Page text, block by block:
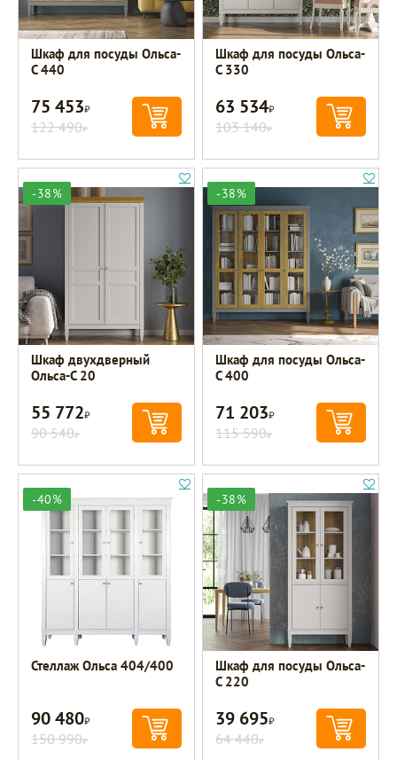
Шкаф для посуды Ольса-
С 440
75 453Р
122 490Р
Шкаф для посуды Ольса-
С 330
63 534Р
103 140Р
-38%
Шкаф двухдверный
Ольса-С 20
55 772Р
90 540Р
-38%
Шкаф для посуды Ольса-
С 400
71 203Р
115 590Р
-40%
Стеллаж Ольса 404/400
90 480Р
150 990Р
-38%
Шкаф для посуды Ольса-
С 220
39 695Р
64 440Р